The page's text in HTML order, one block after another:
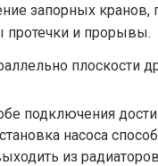
запорных кранов,
протечки и прорывы.
плоскости
подключения
насоса
из